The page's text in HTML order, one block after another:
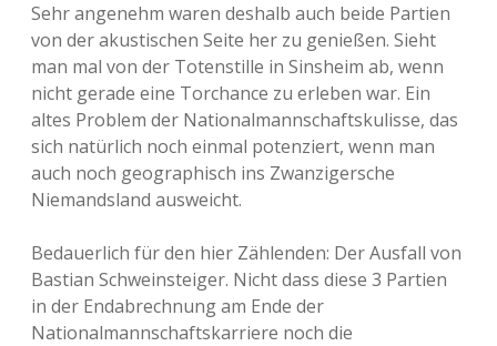
d
—
F
r
a
n
k
r
e
i
c
1
:
2
Sehr angenehm waren deshalb auch beide Partien
von der akustischen Seite her zu genießen. Sieht
man mal von der Totenstille in Sinsheim ab, wenn
nicht gerade eine Torchance zu erleben war. Ein
altes Problem der Nationalmannschaftskulisse, das
sich natürlich noch einmal potenziert, wenn man
auch noch geographisch ins Zwanzigersche
Niemandsland ausweicht.
Bedauerlich für den hier Zählenden: Der Ausfall von
Bastian Schweinsteiger. Nicht dass diese 3 Partien
in der Endabrechnung am Ende der
Nationalmannschaftskarriere noch die